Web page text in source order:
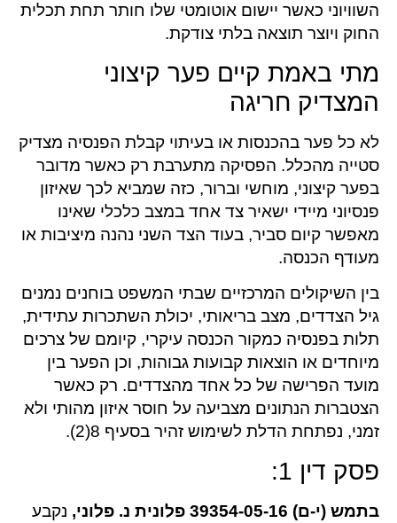
השוויוני כאשר יישום אוטומטי שלו חותר תחת תכלית
החוק ויוצר תוצאה בלתי צודקת.
מתי באמת קיים פער קיצוני
המצדיק חריגה
לא כל פער בהכנסות או בעיתוי קבלת הפנסיה מצדיק
סטייה מהכלל. הפסיקה מתערבת רק כאשר מדובר
בפער קיצוני, מוחשי וברור, כזה שמביא לכך שאיזון
פנסיוני מיידי ישאיר צד אחד במצב כלכלי שאינו
מאפשר קיום סביר, בעוד הצד השני נהנה מיציבות או
מעודף הכנסה.
בין השיקולים המרכזיים שבתי המשפט בוחנים נמנים
גיל הצדדים, מצב בריאותי, יכולת השתכרות עתידית,
תלות בפנסיה כמקור הכנסה עיקרי, קיומם של צרכים
מיוחדים או הוצאות קבועות גבוהות, וכן הפער בין
מועד הפרישה של כל אחד מהצדדים. רק כאשר
הצטברות הנתונים מצביעה על חוסר איזון מהותי ולא
זמני, נפתחת הדלת לשימוש זהיר בסעיף 8(2).
פסק דין 1:
בתמש (י-ם) 39354-05-16 פלונית נ. פלוני,
נקבע